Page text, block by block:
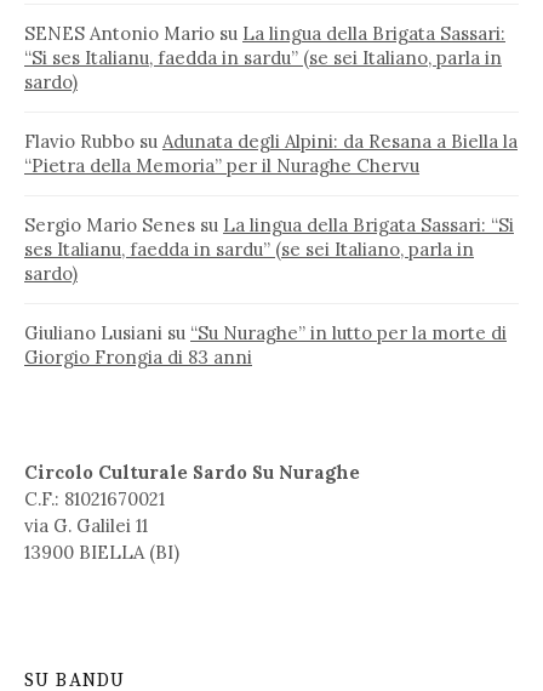
SENES Antonio Mario su La lingua della Brigata Sassari:
“Si ses Italianu, faedda in sardu” (se sei Italiano, parla in
sardo)
Flavio Rubbo su Adunata degli Alpini: da Resana a Biella la
“Pietra della Memoria” per il Nuraghe Chervu
Sergio Mario Senes su La lingua della Brigata Sassari: “Si
ses Italianu, faedda in sardu” (se sei Italiano, parla in
sardo)
Giuliano Lusiani su “Su Nuraghe” in lutto per la morte di
Giorgio Frongia di 83 anni
Circolo Culturale Sardo Su Nuraghe
C.F.: 81021670021
via G. Galilei 11
13900 BIELLA (BI)
SU BANDU